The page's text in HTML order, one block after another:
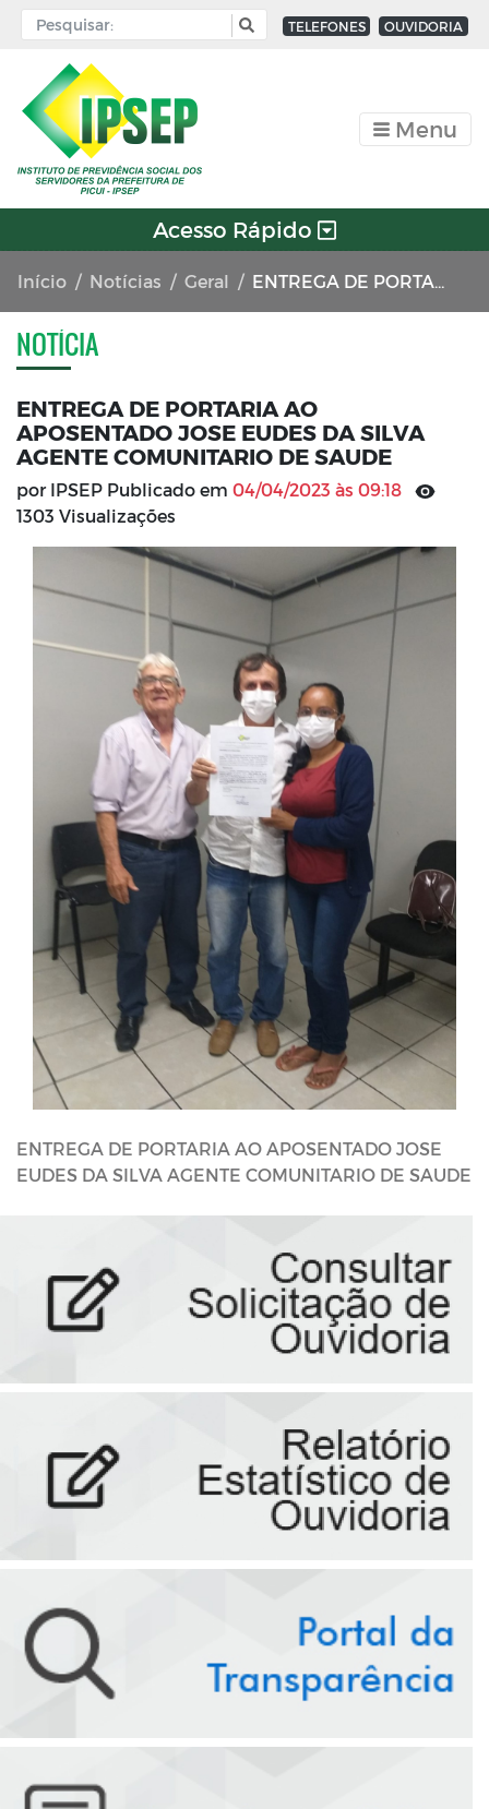
TELEFONES OUVIDORIA
Menu
Acesso Rápido
Início Notícias Geral ENTREGA DE PORTARIA AO APOSENTADO JOSE EUDES DA SILVA AGENTE COMUNITARIO DE SAUDE
NOTÍCIA
ENTREGA DE PORTARIA AO
APOSENTADO JOSE EUDES DA SILVA
AGENTE COMUNITARIO DE SAUDE
por IPSEP Publicado em 04/04/2023 às 09:18
1303 Visualizações
ENTREGA DE PORTARIA AO APOSENTADO JOSE
EUDES DA SILVA AGENTE COMUNITARIO DE SAUDE